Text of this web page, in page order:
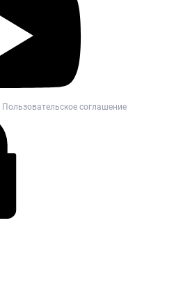
Пользовательское соглашение